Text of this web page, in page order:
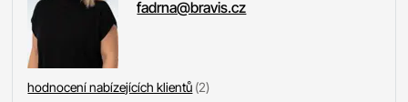
fadrna@bravis.cz
hodnocení nabízejících klientů (2)